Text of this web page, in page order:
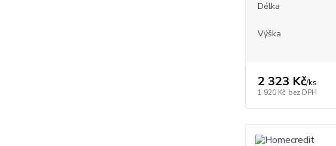
Délka
Výška
2 323 Kč/ks
1 920 Kč bez DPH